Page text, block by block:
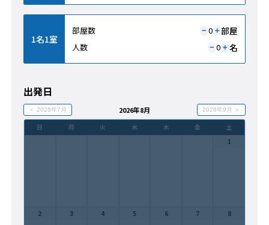
1名1室
部屋数 − 0 ＋部屋
人数 − 0 ＋ 名
出発日
＜ 2026年7月 2026年8月 2026年9月 ＞
日 月 火 水 木 金
土
1
2 3 4 5 6 7 8